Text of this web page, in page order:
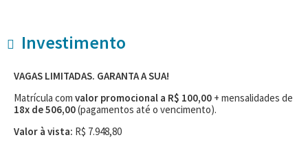
Investimento
VAGAS LIMITADAS. GARANTA A SUA!
Matrícula com valor promocional a R$ 100,00 + mensalidades de
18x de 506,00(pagamentos até o vencimento).
Valor à vista: R$ 7.948,80